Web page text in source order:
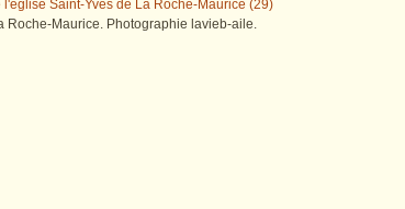
Roche-Maurice. Photographie lavieb-aile.